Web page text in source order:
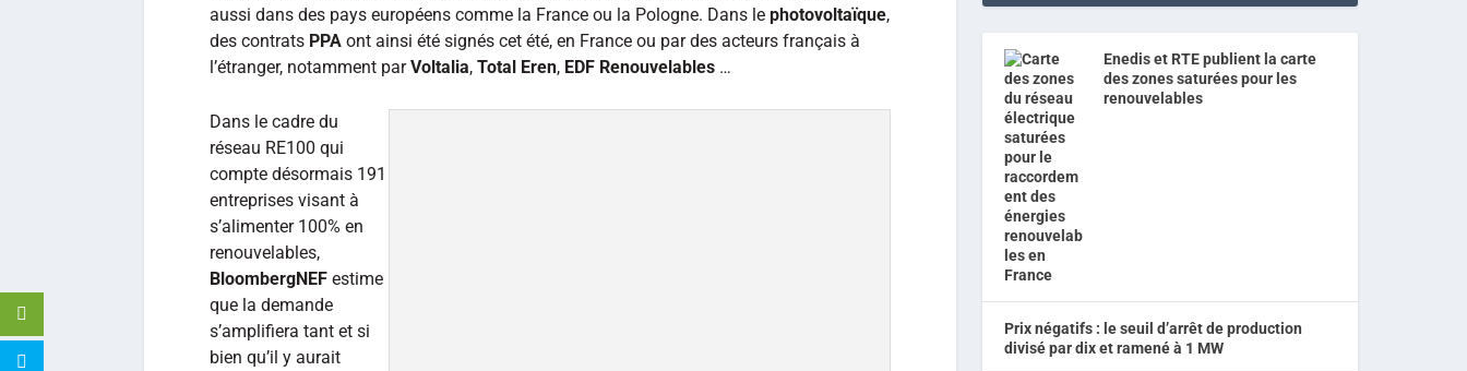
aussi dans des pays européens comme la France ou la Pologne. Dans le photovoltaïque,
des contrats PPA ont ainsi été signés cet été, en France ou par des acteurs français à
l’étranger, notamment parVoltalia, Total Eren, EDF Renouvelables …
Dans le cadre du
réseau RE100 qui
compte désormais 191
entreprises visant à
s’alimenter 100% en
renouvelables,
BloombergNEF estime
que la demande
s’amplifiera tant et si
bien qu’il y aurait
Enedis et RTE publient la carte
des zones saturées pour les
renouvelables
Prix négatifs : le seuil d’arrêt de production
divisé par dix et ramené à 1 MW